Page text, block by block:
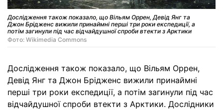
Дослідження також показало, що Вільям Оррен, Девід Янг та
Джон Брідженс вижили принаймні перші три роки експедиції, а
потім загинули під час відчайдушної спроби втекти з Арктики
Фото: Wikimedia Commons
Дослідження також показало, що Вільям Оррен,
Девід Янг та Джон Брідженс вижили принаймні
перші три роки експедиції, а потім загинули під час
відчайдушної спроби втекти з Арктики. Дослідники